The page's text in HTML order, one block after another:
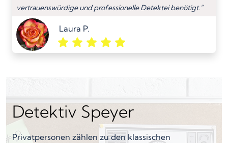
vertrauenswürdige und professionelle Detektei benötigt.”
Laura P.
Detektiv Speyer
Privatpersonen zählen zu den klassischen